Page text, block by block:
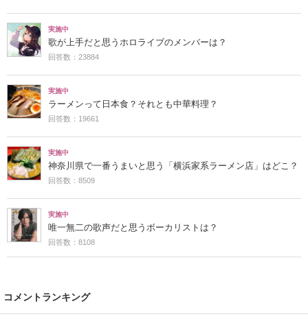
実施中
歌が上手だと思うホロライブのメンバーは？
回答数：23884
実施中
ラーメンって日本食？それとも中華料理？
回答数：19661
実施中
神奈川県で一番うまいと思う「横浜家系ラーメン店」はどこ？
回答数：8509
実施中
唯一無二の歌声だと思うボーカリストは？
回答数：8108
コメントランキング